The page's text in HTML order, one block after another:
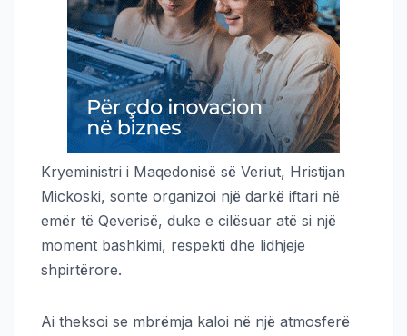
Kryeministri i Maqedonisë së Veriut, Hristijan
Mickoski, sonte organizoi një darkë iftari në
emër të Qeverisë, duke e cilësuar atë si një
moment bashkimi, respekti dhe lidhjeje
shpirtërore.
Ai theksoi se mbrëmja kaloi në një atmosferë